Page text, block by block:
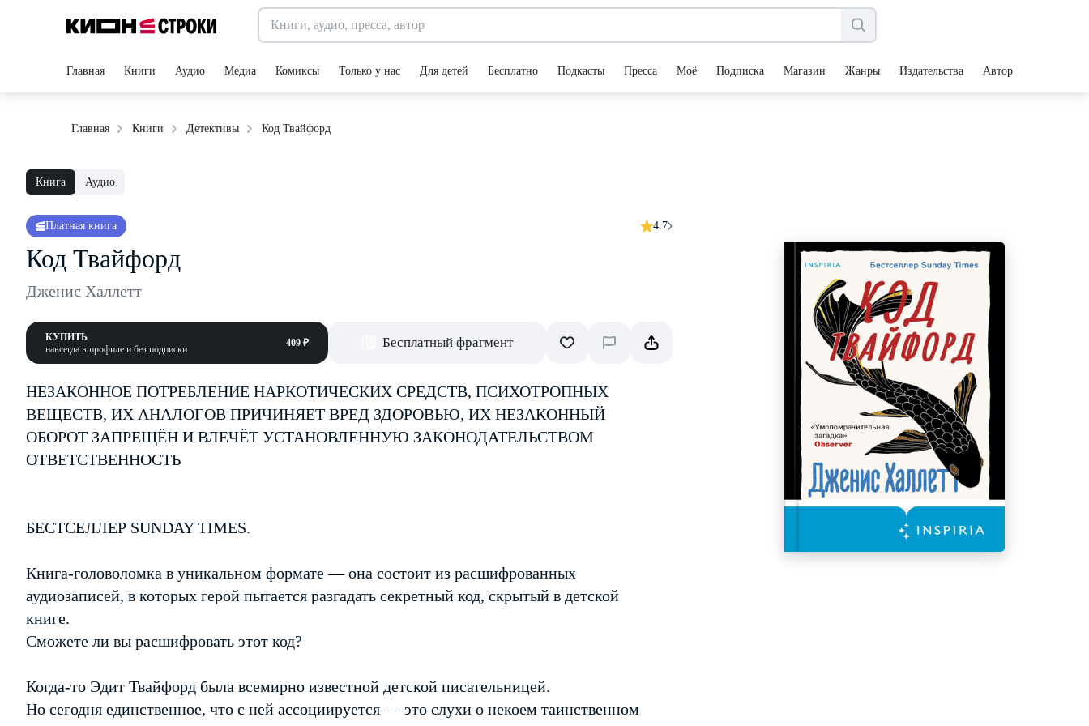
Главная Книги Аудио Медиа Комиксы Только у нас Для детей Бесплатно Подкасты Пресса Моё Подписка Магазин Жанры Издательства Авторы
Главная Книги Детективы Код Твайфорд
Книга Аудио
Платная книга 4.7
Код Твайфорд
Дженис Халлетт
КУПИТЬ
навсегда в профиле и без подписки
409 ₽ Бесплатный фрагмент
НЕЗАКОННОЕ ПОТРЕБЛЕНИЕ НАРКОТИЧЕСКИХ СРЕДСТВ, ПСИХОТРОПНЫХ
ВЕЩЕСТВ, ИХ АНАЛОГОВ ПРИЧИНЯЕТ ВРЕД ЗДОРОВЬЮ, ИХ НЕЗАКОННЫЙ
ОБОРОТ ЗАПРЕЩЁН И ВЛЕЧЁТ УСТАНОВЛЕННУЮ ЗАКОНОДАТЕЛЬСТВОМ
ОТВЕТСТВЕННОСТЬ
БЕСТСЕЛЛЕР SUNDAY TIMES.
Книга-головоломка в уникальном формате — она состоит из расшифрованных
аудиозаписей, в которых герой пытается разгадать секретный код, скрытый в детской
книге.
Сможете ли вы расшифровать этот код?
Когда-то Эдит Твайфорд была всемирно известной детской писательницей.
Но сегодня единственное, что с ней ассоциируется — это слухи о некоем таинственном